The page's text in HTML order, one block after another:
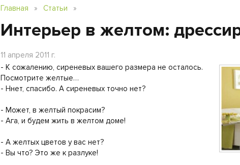
Главная » Статьи »
Интерьер в желтом:
11 апреля 2011 г.
- К сожалению, сиреневых вашего размера не осталось.
Посмотрите желтые…
- Ннет, спасибо. А сиреневых точно нет?
- Может, в желтый покрасим?
- Ага, и будем жить в желтом доме!
- А желтых цветов у вас нет?
- Вы что? Это же к разлуке!